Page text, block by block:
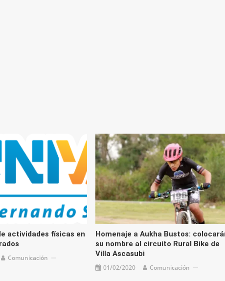
actividades físicas en
Comunicación
Homenaje a Aukha Bustos:
su nombre al circuito Rural Bike de
Villa Ascasubi
01/02/2020 Comunicación